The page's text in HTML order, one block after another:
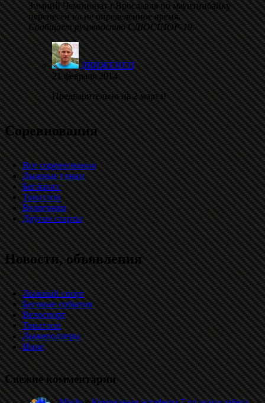
Зимний Чемпионат г.Ярославля по маунтинбайку
перенесён на не определённое время.
Сообщает руководство СДЮСШОР-19.
ДВИЖЕНЕЦ
21 февраля 2014
Предварительно на 2 марта!
Соревнования
Все соревнования
Лыжные гонки
Бег/кросс
Триатлон
Велогонки
Другие старты
Новости, объявления
Лыжный спорт
Беговые события
Велоспорт
Триатлон
Лыжероллеры
Иное
Свежие комментарии